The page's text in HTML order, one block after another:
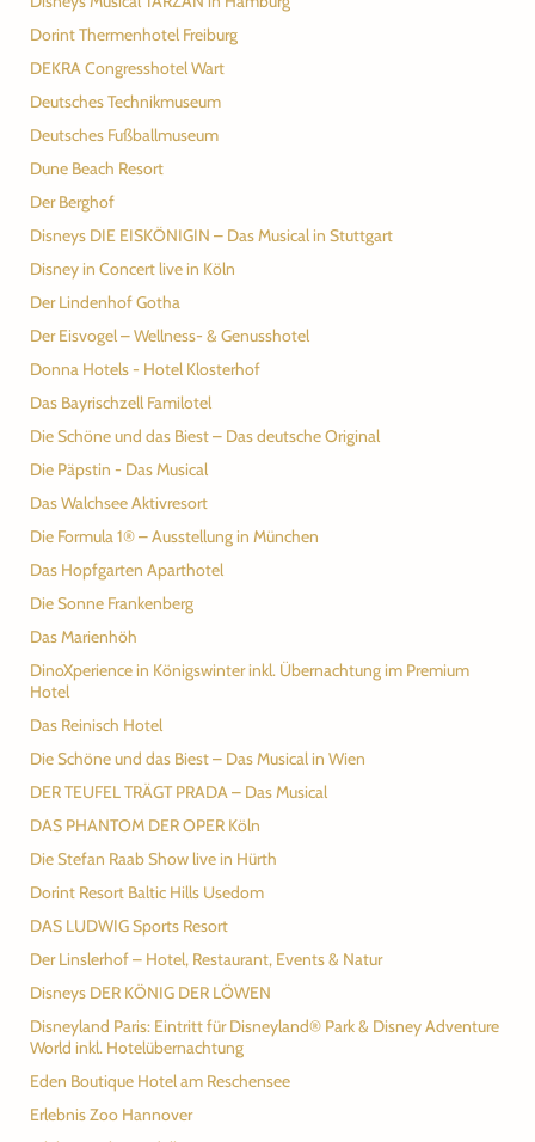
Dorint Thermenhotel Freiburg
DEKRA Congresshotel Wart
Deutsches Technikmuseum
Deutsches Fußballmuseum
Dune Beach Resort
Der Berghof
Disneys DIE EISKÖNIGIN – Das Musical in Stuttgart
Disney in Concert live in Köln
Der Lindenhof Gotha
Der Eisvogel – Wellness- & Genusshotel
Donna Hotels - Hotel Klosterhof
Das Bayrischzell Familotel
Die Schöne und das Biest – Das deutsche Original
Die Päpstin - Das Musical
Das Walchsee Aktivresort
Die Formula 1® – Ausstellung in München
Das Hopfgarten Aparthotel
Die Sonne Frankenberg
Das Marienhöh
DinoXperience in Königswinter inkl. Übernachtung im Premium
Hotel
Das Reinisch Hotel
Die Schöne und das Biest – Das Musical in Wien
DER TEUFEL TRÄGT PRADA – Das Musical
DAS PHANTOM DER OPER Köln
Die Stefan Raab Show live in Hürth
Dorint Resort Baltic Hills Usedom
DAS LUDWIG Sports Resort
Der Linslerhof – Hotel, Restaurant, Events & Natur
Disneys DER KÖNIG DER LÖWEN
Disneyland Paris: Eintritt für Disneyland® Park & Disney Adventure
World inkl. Hotelübernachtung
Eden Boutique Hotel am Reschensee
Erlebnis Zoo Hannover